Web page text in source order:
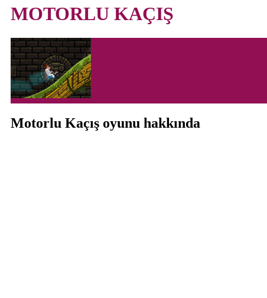
MOTORLU KAÇIŞ
Motorlu Kaçış oyunu hakkında